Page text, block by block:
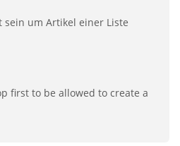
sein um Artikel einer Liste
first to be allowed to create a